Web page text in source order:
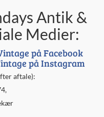
Antik &
Medier:
på Facebook
på Instagram
aftale):